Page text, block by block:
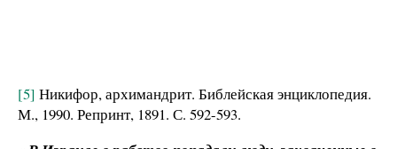
[5] Никифор, архимандрит. Библейская энциклопедия.
М., 1990. Репринт, 1891. С. 592-593.